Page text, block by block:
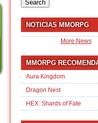
NOTICIAS MMORPG
More News
MMORPG
Aura Kingdom
Dragon Nest
HEX: Shards of Fate